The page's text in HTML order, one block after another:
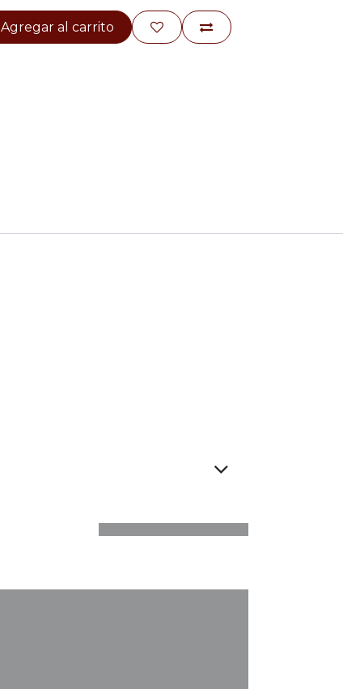
Agregar al carrito